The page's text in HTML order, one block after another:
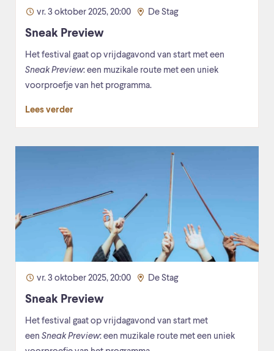
vr. 3 oktober 2025, 20:00 De Stag
Sneak Preview
Het festival gaat op vrijdagavond van start met een
Sneak Preview: een muzikale route met een uniek
voorproefje van het programma.
Lees verder
vr. 3 oktober 2025, 20:00 De Stag
Sneak Preview
Het festival gaat op vrijdagavond van start met
een Sneak Preview: een muzikale route met een uniek